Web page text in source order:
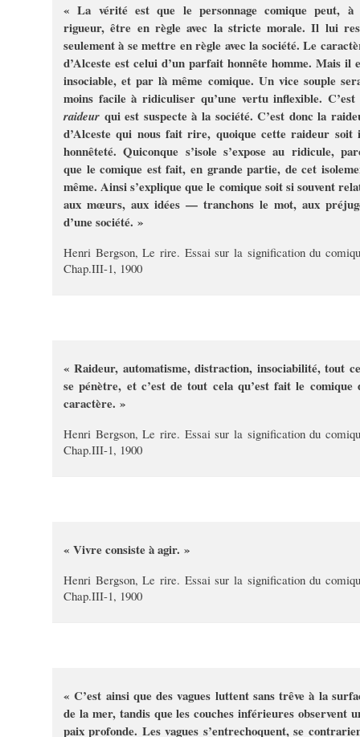
« La vérité est que le personnage comique peut, à
rigueur, être en règle avec la stricte morale. Il lui
seulement à se mettre en règle avec la société. Le
d’Alceste est celui d’un parfait honnête homme. Mais il
insociable, et par là même comique. Un vice souple
moins facile à ridiculiser qu’une vertu inflexible. C’est
raideur qui est suspecte à la société. C’est donc la
d’Alceste qui nous fait rire, quoique cette raideur soit
honnêteté. Quiconque s’isole s’expose au ridicule,
que le comique est fait, en grande partie, de cet
même. Ainsi s’explique que le comique soit si souvent
aux mœurs, aux idées — tranchons le mot, aux
d’une société. »
Henri Bergson, Le rire. Essai sur la signification du
Chap.III-1, 1900
« Raideur, automatisme, distraction, insociabilité, tout
se pénètre, et c’est de tout cela qu’est fait le comique
caractère. »
Henri Bergson, Le rire. Essai sur la signification du
Chap.III-1, 1900
« Vivre consiste à agir. »
Henri Bergson, Le rire. Essai sur la signification du
Chap.III-1, 1900
« C’est ainsi que des vagues luttent sans trêve à la
de la mer, tandis que les couches inférieures observent
paix profonde. Les vagues s’entrechoquent, se